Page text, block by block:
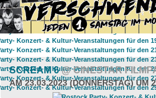
SCREAM 6@ CINESTAR
AM 23.03.2023 (DONNERSTAG) UM